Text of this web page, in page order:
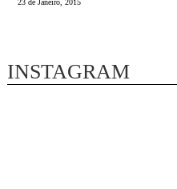
23 de Janeiro, 2015
INSTAGRAM